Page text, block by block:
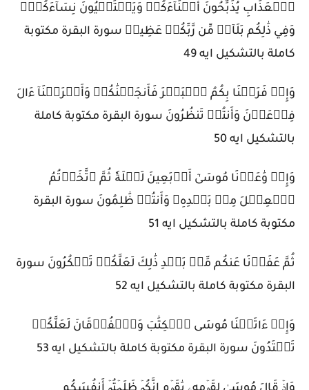
ٱلۡعَذَابِ يُذَبِّحُونَ أَبۡنَآءَكُمۡ وَيَسۡتَحۡيُونَ نِسَآءَكُمۡۚ
وَفِي ذَٰلِكُم بَلَآءٞ مِّن رَّبِّكُمۡ عَظِيمٞ سورة البقرة مكتوبة
كاملة بالتشكيل ايه 49
وَإِذۡ فَرَقۡنَا بِكُمُ ٱلۡبَحۡرَ فَأَنجَيۡنَٰكُمۡ وَأَغۡرَقۡنَآ ءَالَ
فِرۡعَوۡنَ وَأَنتُمۡ تَنظُرُونَ سورة البقرة مكتوبة كاملة
بالتشكيل ايه 50
وَإِذۡ وَٰعَدۡنَا مُوسَىٰٓ أَرۡبَعِينَ لَيۡلَةٗ ثُمَّ ٱتَّخَذۡتُمُ
ٱلۡعِجۡلَ مِنۢ بَعۡدِهِۦ وَأَنتُمۡ ظَٰلِمُونَ سورة البقرة
مكتوبة كاملة بالتشكيل ايه 51
ثُمَّ عَفَوۡنَا عَنكُم مِّنۢ بَعۡدِ ذَٰلِكَ لَعَلَّكُمۡ تَشۡكُرُونَ سورة
البقرة مكتوبة كاملة بالتشكيل ايه 52
وَإِذۡ ءَاتَيۡنَا مُوسَى ٱلۡكِتَٰبَ وَٱلۡفُرۡقَانَ لَعَلَّكُمۡ
تَهۡتَدُونَ سورة البقرة مكتوبة كاملة بالتشكيل ايه 53